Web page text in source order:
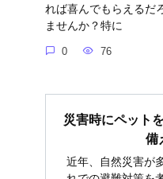
れば喜んでもらえるだ
ませんか？特に
0 76
災害時にペット
備
近年、自然災害が